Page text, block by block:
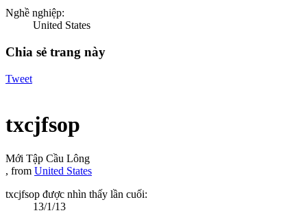
Nghề nghiệp:
United States
Chia sẻ trang này
Tweet
txcjfsop
Mới Tập Cầu Lông
, from United States
txcjfsop được nhìn thấy lần cuối:
13/1/13